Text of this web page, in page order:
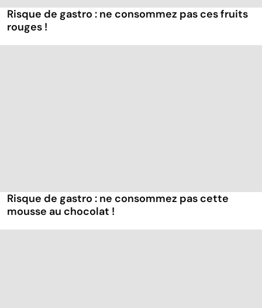
Risque de gastro : ne consommez pas ces fruits
rouges !
Risque de gastro : ne consommez pas cette
mousse au chocolat !